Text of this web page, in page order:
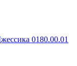
0180.00.01